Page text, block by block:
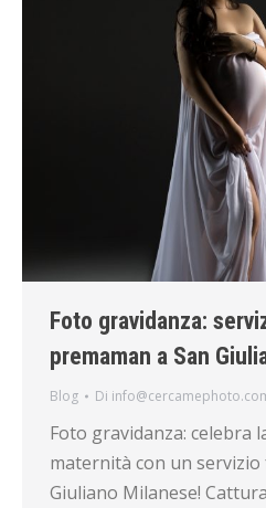
Foto gravidanza:
premaman a San
Blog Di
Foto gravidanza: celebra
maternità con un
Giuliano Milanese!